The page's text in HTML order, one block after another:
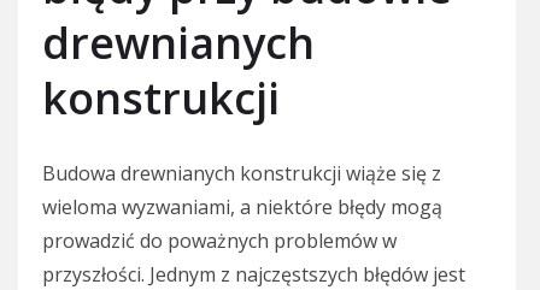
drewnianych
konstrukcji
Budowa drewnianych konstrukcji wiąże się z
wieloma wyzwaniami, a niektóre błędy mogą
prowadzić do poważnych problemów w
przyszłości. Jednym z najczęstszych błędów jest